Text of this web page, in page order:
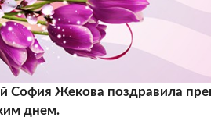
София Жекова поздравила
днем.